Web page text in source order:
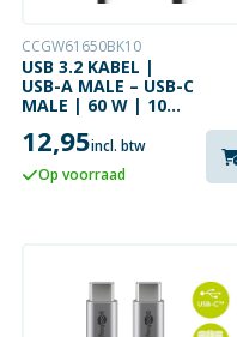
CCGW61650BK10
USB 3.2 KABEL |
USB-A MALE – USB-C
MALE | 60 W | 10
ZWART
12,95incl. btw
Op voorraad